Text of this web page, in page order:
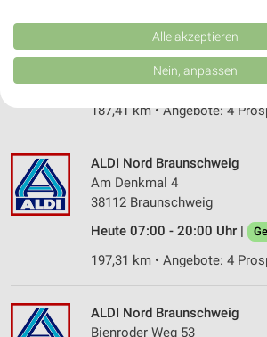
Berliner Straße 4a
38165 Lehre
Heute 07:00 - 21:00 Uhr |
187,41 km • Angebote: 4
ALDI Nord Braunschweig
Am Denkmal 4
38112 Braunschweig
Heute 07:00 - 20:00 Uhr |
197,31 km • Angebote: 4
ALDI Nord Braunschweig
Bienroder Weg 53
Kombinationen von Daten aus verschiedenen
Verbesserung der Angebote. Verwendung
von Inhalten.
Daten können außerhalb der Europäischen Union
USA gesendet werden.
Website/App.
Wir nutzen Ihre Daten für folgende Zwecke:
IAB-Verarbeitungszwecke:
Speichern von oder Zugriff auf
auf einem Endgerät
Verwendung reduzierter Daten zur
Erstellung von Profilen für personalisierte
Werbung
Alle akzeptieren
Nein, anpassen